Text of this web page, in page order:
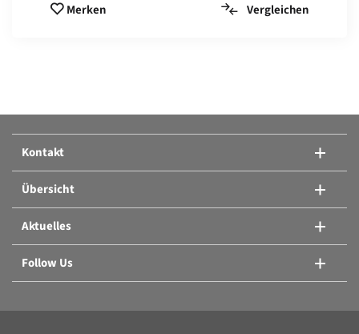
Merken Vergleichen
Produkte vergleichen:
Oder ein weiteres Produkt hinzufügen.
Kontakt
Übersicht
Aktuelles
Follow Us